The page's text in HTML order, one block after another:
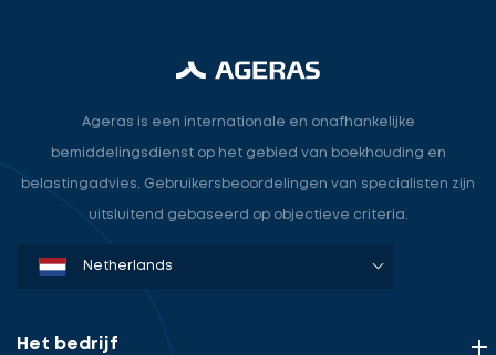
Ageras is een internationale en onafhankelijke
bemiddelingsdienst op het gebied van boekhouding en
belastingadvies. Gebruikersbeoordelingen van specialisten zijn
uitsluitend gebaseerd op objectieve criteria.
Denmark
Sweden
Norway
Netherlands
Germany
USA
Het bedrijf